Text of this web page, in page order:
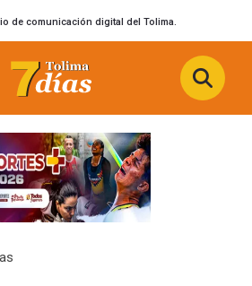
de comunicación digital del Tolima.